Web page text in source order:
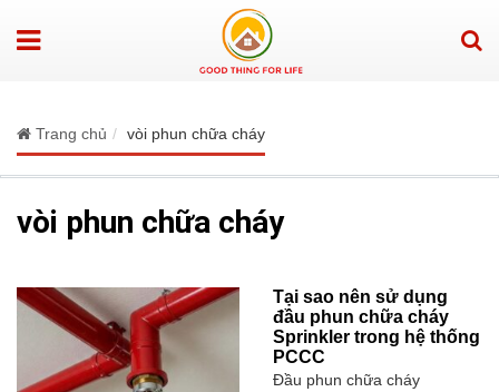
Trang chủ vòi phun chữa cháy
vòi phun chữa cháy
Tại sao nên sử dụng
đầu phun chữa cháy
Sprinkler trong hệ thống
PCCC
Đầu phun chữa cháy